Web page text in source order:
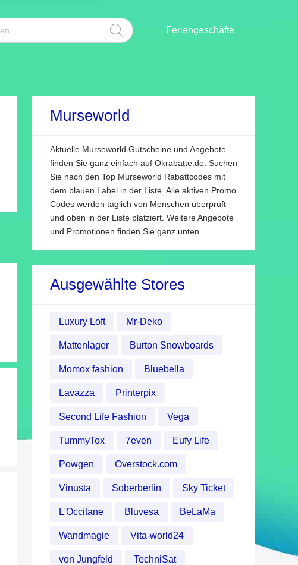
Feriengeschäfte
Murseworld
Aktuelle Murseworld Gutscheine und Angebote
finden Sie ganz einfach auf Okrabatte.de. Suchen
Sie nach den Top Murseworld Rabattcodes mit
dem blauen Label in der Liste. Alle aktiven Promo
Codes werden täglich von Menschen überprüft
und oben in der Liste platziert. Weitere Angebote
und Promotionen finden Sie ganz unten
Ausgewählte Stores
Luxury Loft Mr-Deko
Mattenlager Burton Snowboards
Momox fashion Bluebella
Lavazza Printerpix
Second Life Fashion Vega
TummyTox 7even Eufy Life
Powgen Overstock.com
Vinusta Soberberlin Sky Ticket
L'Occitane Bluvesa BeLaMa
Wandmagie Vita-world24
von Jungfeld TechniSat